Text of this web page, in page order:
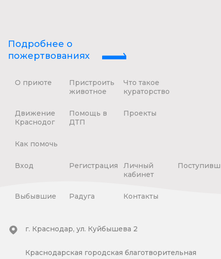
Подробнее о
пожертвованиях
О приюте
Пристроить
животное
Что такое
кураторство
Движение
Краснодог
Помощь в
ДТП
Проекты
Как помочь
Вход Регистрация
Личный
кабинет
Выбывшие Радуга Контакты
г. Краснодар, ул. Куйбышева 2
Краснодарская городская благотворительная